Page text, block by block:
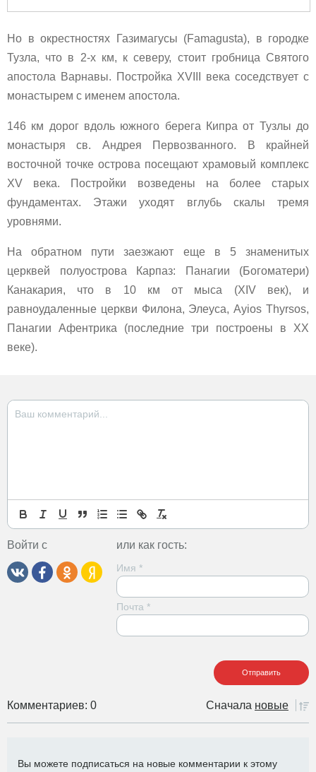
Но в окрестностях Газимагусы (Famagusta), в городке
Тузла, что в 2-х км, к северу, стоит гробница Святого
апостола Варнавы. Постройка XVIII века соседствует с
монастырем с именем апостола.
146 км дорог вдоль южного берега Кипра от Тузлы до
монастыря св. Андрея Первозванного. В крайней
восточной точке острова посещают храмовый комплекс
XV века. Постройки возведены на более старых
фундаментах. Этажи уходят вглубь скалы тремя
уровнями.
На обратном пути заезжают еще в 5 знаменитых
церквей полуострова Карпаз: Панагии (Богоматери)
Канакария, что в 10 км от мыса (XIV век), и
равноудаленные церкви Филона, Элеуса, Ayios Thyrsos,
Панагии Афентрика (последние три построены в ХХ
веке).
Войти с или как гость:
Имя *
Почта *
Комментариев: 0 Сначала новые
Вы можете подписаться на новые комментарии к этому